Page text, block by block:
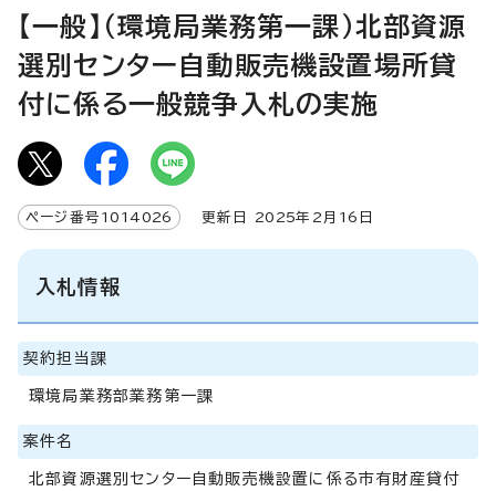
【一般】（環境局業務第一課）北部資源
選別センター自動販売機設置場所貸
付に係る一般競争入札の実施
ページ番号 1014026 更新日 2025年2月 16 日
入札情報
契約担当課
環境局業務部業務第一課
案件名
北部資源選別センター自動販売機設置に係る市有財産貸付